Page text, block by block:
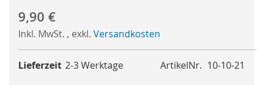
9,90 €
Inkl. MwSt. , exkl. Versandkosten
ArtikelNr. 10-10-21
Lieferzeit 2-3 Werktage